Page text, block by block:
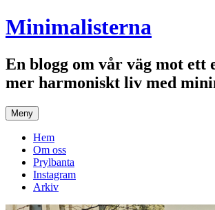
Hoppa
till
Minimalisterna
En blogg om vår väg mot ett
mer harmoniskt liv med
Meny
Hem
Om oss
Prylbanta
Instagram
Arkiv